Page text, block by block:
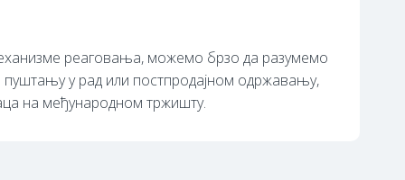
реаговања, можемо брзо да разумемо
у рад или постпродајном одржавању,
на међународном тржишту.